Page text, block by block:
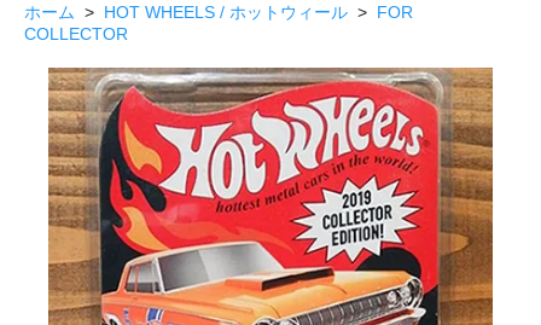
ホーム > HOT WHEELS / ホットウィール > FOR
COLLECTOR